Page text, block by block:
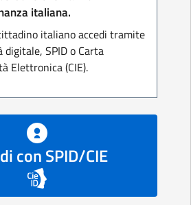
italiana.
italiano accedi tramite
digitale, SPID o Carta
Elettronica (CIE).
con SPID/CIE